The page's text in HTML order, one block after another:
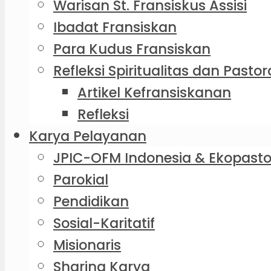
Warisan St. Fransiskus Assisi
Ibadat Fransiskan
Para Kudus Fransiskan
Refleksi Spiritualitas dan
Artikel Kefransiskanan
Refleksi
Karya Pelayanan
JPIC-OFM Indonesia &
Parokial
Pendidikan
Sosial-Karitatif
Misionaris
Sharing Karya